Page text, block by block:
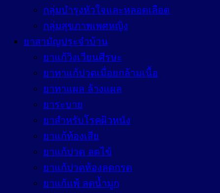
กลุ่มบำรุงหัวใจและหลอดเลือด
กลุ่มสุขภาพเพศหญิง
ยาสามัญประจำบ้าน
ยาแก้วิงเวียนศีรษะ
ยาทาแก้ปวดเมื่อยกล้ามเนื้อ
ยาทาแผล ล้างแผล
ยาระบาย
ยาสำหรับโรคผิวหนัง
ยาแก้ท้องเสีย
ยาแก้ปวด ลดไข้
ยาแก้ปวดท้องลดกรด
ยาแก้แพ้ ลดน้ำมูก